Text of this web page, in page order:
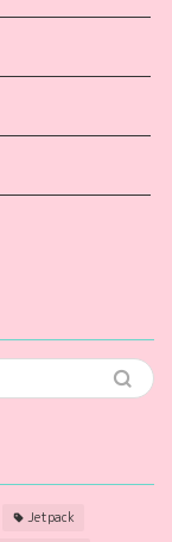
Jetpack